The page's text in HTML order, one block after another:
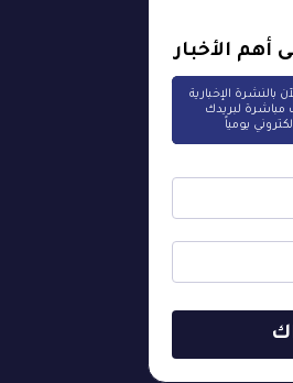
أهم الأخبار
بالنشرة الإخبارية
مباشرة لبريدك
يومياً